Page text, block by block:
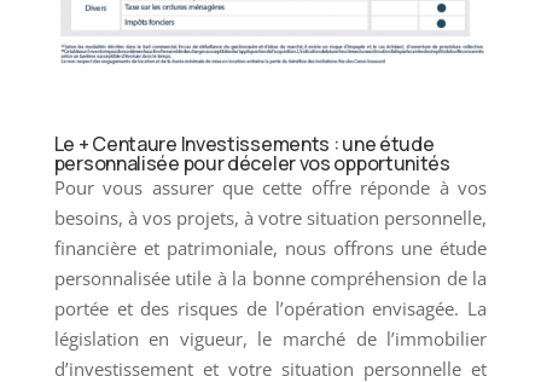
Le + Centaure Investissements : une étude
personnalisée pour déceler vos opportunités
Pour vous assurer que cette offre réponde à vos
besoins, à vos projets, à votre situation personnelle,
financière et patrimoniale, nous offrons une étude
personnalisée utile à la bonne compréhension de la
portée et des risques de l’opération envisagée. La
législation en vigueur, le marché de l’immobilier
d’investissement et votre situation personnelle et